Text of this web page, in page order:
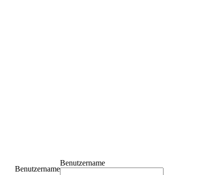
Benutzername
Benutzername